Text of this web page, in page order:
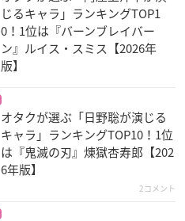
じるキャラ」ランキングTOP1
0！1位は『バーンブレイバー
ン』ルイス・スミス【2026年
版】
オタクが選ぶ「日野聡が演じる
キャラ」ランキングTOP10！1位
は『鬼滅の刃』煉󠄁獄杏寿郎【202
6年版】
2コメント